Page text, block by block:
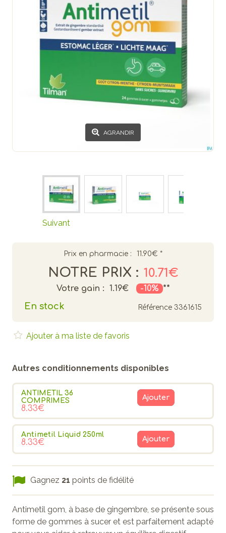
AGRANDIR
Suivant
Prix en pharmacie : 11.90€ *
NOTRE PRIX : 10.71€
Votre gain : 1.19€ -10% **
En stock Référence 3361615
Ajouter à ma liste de favoris
Autres conditionnements disponibles
ANTIMETIL 36
COMPRIMES
8.33€
Ajouter
Antimetil Liquid 250ml
8.33€ Ajouter
Gagnez 21 points de fidélité
Antimetil gom, à base de gingembre, se présente sous
forme de gommes à sucer et est parfaitement adapté